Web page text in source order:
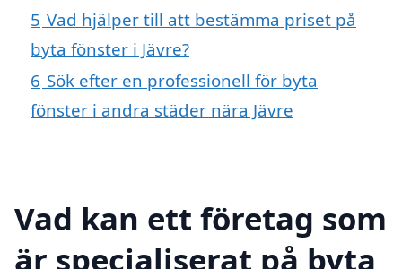
5 Vad hjälper till att bestämma priset på
byta fönster i Jävre?
6 Sök efter en professionell för byta
fönster i andra städer nära Jävre
Vad kan ett företag som
är specialiserat på byta